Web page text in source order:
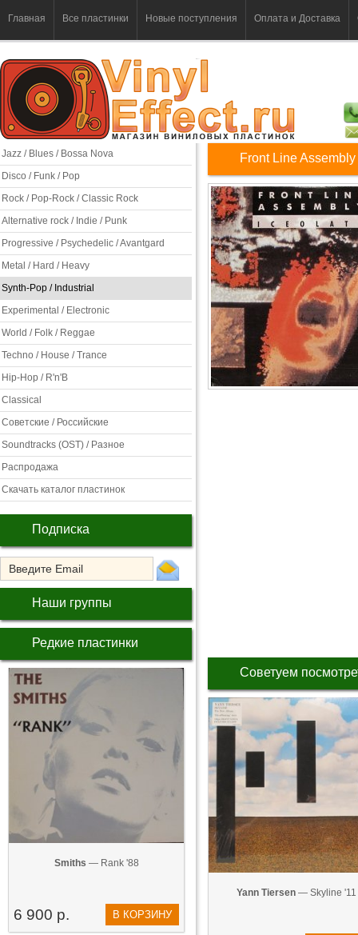
Главная Все пластинки Новые поступления Оплата и Доставка
Jazz / Blues / Bossa Nova
Disco / Funk / Pop
Rock / Pop-Rock / Classic Rock
Alternative rock / Indie / Punk
Progressive / Psychedelic / Avantgard
Metal / Hard / Heavy
Synth-Pop / Industrial
Experimental / Electronic
World / Folk / Reggae
Techno / House / Trance
Hip-Hop / R'n'B
Classical
Советские / Российские
Soundtracks (OST) / Разное
Распродажа
Скачать каталог пластинок
Подписка
Наши группы
Редкие пластинки
Smiths — Rank '88
6 900 р. В КОРЗИНУ
Front Line
Советуем
Yann Tiersen— Skyline '11